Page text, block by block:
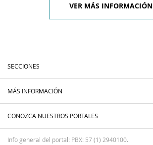
VER MÁS INFORMACIÓN
SECCIONES
MÁS INFORMACIÓN
CONOZCA NUESTROS PORTALES
Info general del portal: PBX: 57 (1) 2940100.